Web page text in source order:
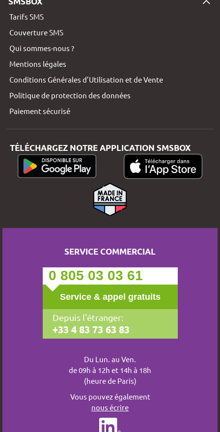
Tarifs SMS
Couverture SMS
Qui sommes-nous ?
Mentions légales
Conditions Générales d’Utilisation et de Vente
Politique de protection des données
Paiement sécurisé
TÉLÉCHARGEZ NOTRE APPLICATION SMSBOX
SERVICE COMMERCIAL
0 805 03 03 61
Service & appel gratuits
Depuis l'étranger:
+33 4 83 73 63 83
Du Lun. au Ven.
de 09h à 12h et 14h à 18h
(heure de Paris)
Vous pouvez également
nous écrire